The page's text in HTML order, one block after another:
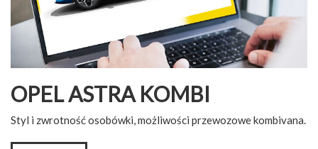
OPEL ASTRA KOMBI
Styl i zwrotność osobówki, możliwości przewozowe kombivana.